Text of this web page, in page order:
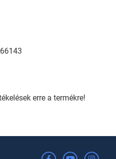
erre a termékre!